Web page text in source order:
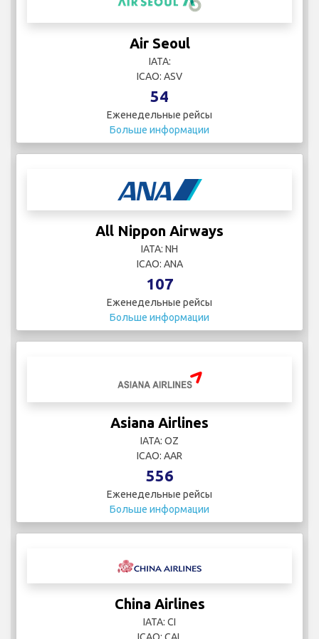
Air Seoul
IATA:
ICAO: ASV
54
Еженедельные рейсы
Больше информации
All Nippon Airways
IATA: NH
ICAO: ANA
107
Еженедельные рейсы
Больше информации
Asiana Airlines
IATA: OZ
ICAO: AAR
556
Еженедельные рейсы
Больше информации
China Airlines
IATA: CI